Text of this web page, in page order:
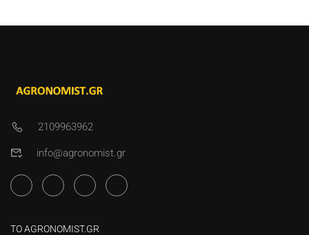
2109963962
info@agronomist.gr
ΤΟ AGRONOMIST.GR